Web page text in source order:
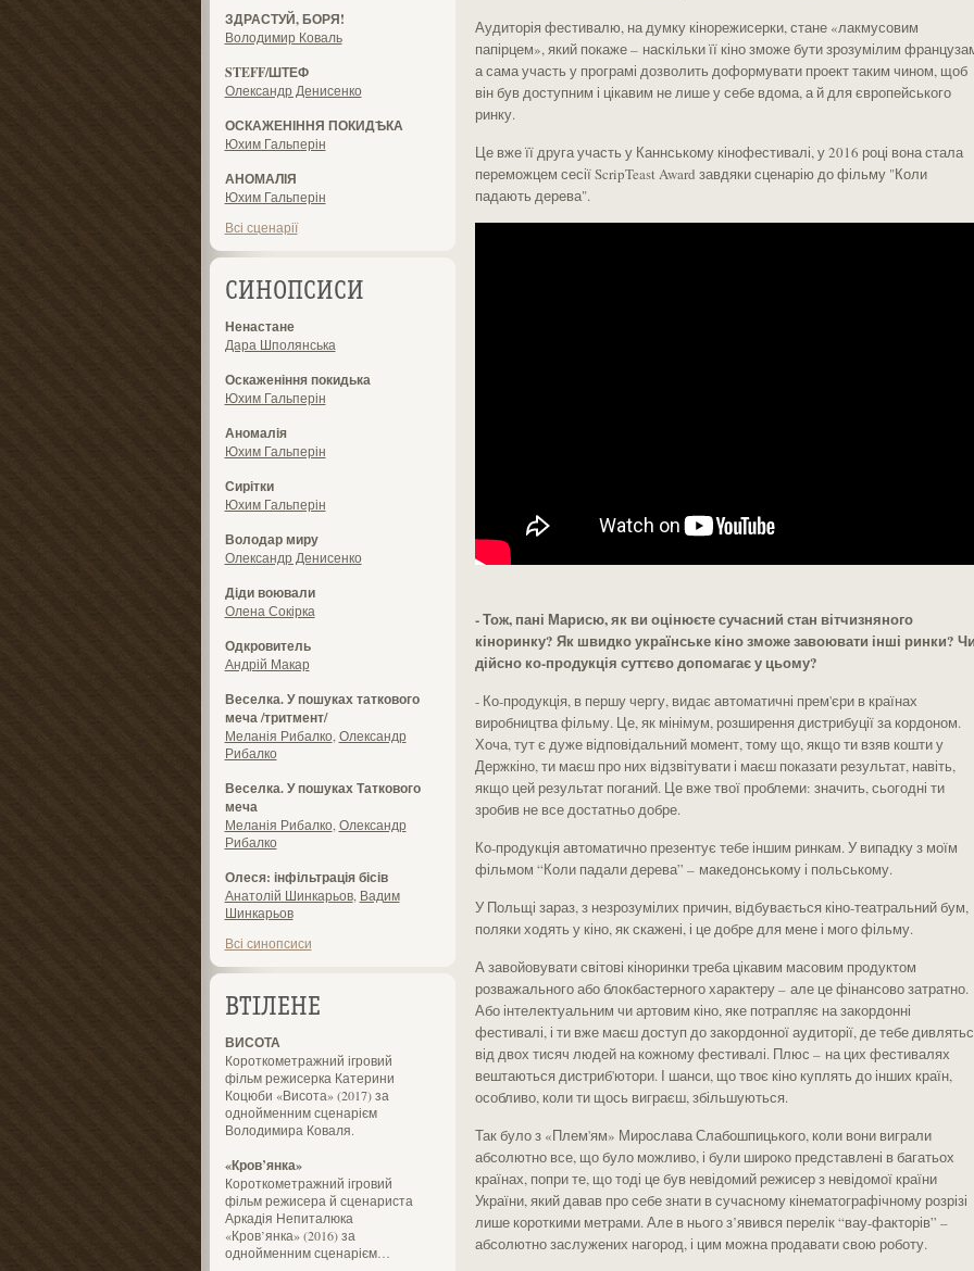
ЗДРАСТУЙ, БОРЯ!
Володимир Коваль
STEFF/ШТЕФ
Олександр Денисенко
ОСКАЖЕНІННЯ ПОКИДѢКА
Юхим Гальперін
АНОМАЛІЯ
Юхим Гальперін
Всі сценарії
СИНОПСИСИ
Ненастане
Дара Шполянська
Оскаженіння покидька
Юхим Гальперін
Аномалія
Юхим Гальперін
Сирітки
Юхим Гальперін
Володар миру
Олександр Денисенко
Діди воювали
Олена Сокірка
Одкровитель
Андрій Макар
Веселка. У пошуках таткового
меча /тритмент/
Меланія Рибалко Олександр
Рибалко
Веселка. У пошуках Таткового
меча
Меланія Рибалко Олександр
Рибалко
Олеся: інфільтрація бісів
Анатолій Шинкарьов, Вадим
Шинкарьов
Всі синопсиси
ВТІЛЕНЕ
ВИСОТА
Короткометражний ігровий
фільм режисерка Катерини
Коцюби «Висота» (2017) за
однойменним сценарієм
Володимира Коваля.
«Кров’янка»
Короткометражний ігровий
фільм режисера й сценариста
Аркадія Непиталюка
«Кров’янка» (2016) за
однойменним сценарієм…
Аудиторія фестивалю, на думку кінорежисерки, стане «лакмусовим
папірцем», який покаже – наскільки її кіно зможе бути зрозумілим
а сама участь у програмі дозволить доформувати проект таким чином, щоб
він був доступним і цікавим не лише у себе вдома, а й для європейського
ринку.
Це вже її друга участь у Каннському кінофестивалі, у 2016 році вона стала
переможцем сесії ScripTeast Award завдяки сценарію до фільму "Коли
падають дерева".
- Тож, пані Марисю, як ви оцінюєте сучасний стан вітчизняного
кіноринку? Як швидко українське кіно зможе завоювати інші ринки?
дійсно ко-продукція суттєво допомагає у цьому?
- Ко-продукція, в першу чергу, видає автоматичні прем'єри в країнах
виробництва фільму. Це, як мінімум, розширення дистрибуції за кордоном.
Хоча, тут є дуже відповідальний момент, тому що, якщо ти взяв кошти у
Держкіно, ти маєш про них відзвітувати і маєш показати результат, навіть,
якщо цей результат поганий. Це вже твої проблеми: значить, сьогодні ти
зробив не все достатньо добре.
Ко-продукція автоматично презентує тебе іншим ринкам. У випадку з моїм
фільмом “Коли падали дерева” – македонському і польському.
У Польщі зараз, з незрозумілих причин, відбувається кіно-театральний бум,
поляки ходять у кіно, як скажені, і це добре для мене і мого фільму.
А завойовувати світові кіноринки треба цікавим масовим продуктом
розважального або блокбастерного характеру – але це фінансово затратно.
Або інтелектуальним чи артовим кіно, яке потрапляє на закордонні
фестивалі, і ти вже маєш доступ до закордонної аудиторії, де тебе
від двох тисяч людей на кожному фестивалі. Плюс – на цих фестивалях
вештаються дистриб'ютори. І шанси, що твоє кіно куплять до інших країн,
особливо, коли ти щось виграєш, збільшуються.
Так було з «Плем'ям» Мирослава Слабошпицького, коли вони виграли
абсолютно все, що було можливо, і були широко представлені в багатьох
країнах, попри те, що тоді це був невідомий режисер з невідомої країни
України, який давав про себе знати в сучасному кінематографічному розрізі
лише короткими метрами. Але в нього з’явився перелік “вау-факторів” –
абсолютно заслужених нагород, і цим можна продавати свою роботу.